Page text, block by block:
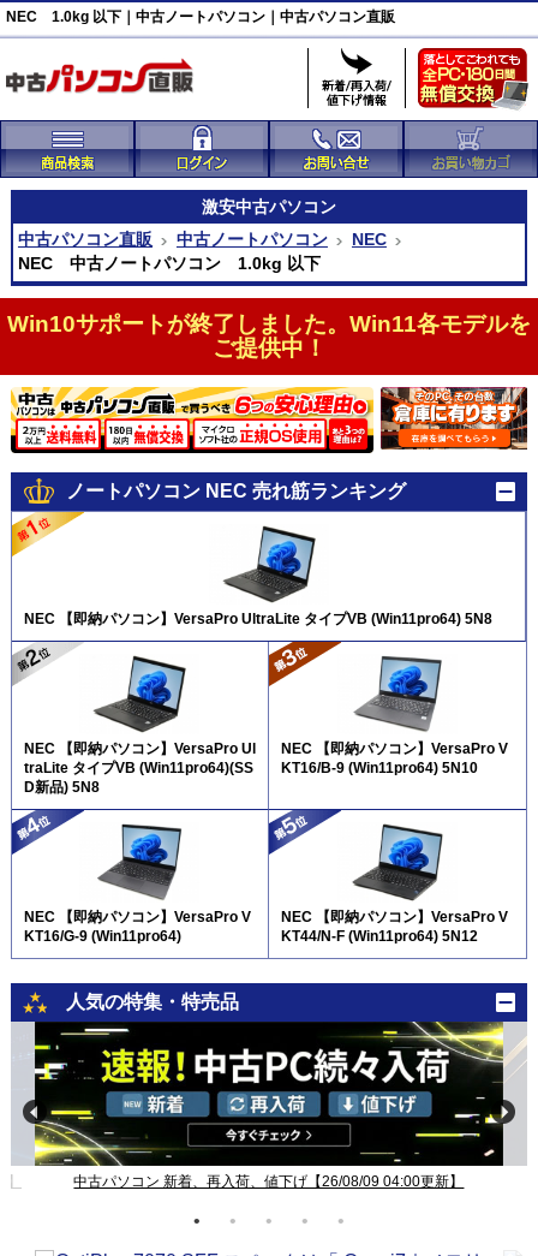
NEC 1.0kg 以下｜中古ノートパソコン｜中古パソコン直販
激安中古パソコン
中古パソコン直販
中古ノートパソコン
NEC
NEC 中古ノートパソコン 1.0kg 以下
Win10サポートが終了しました。Win11各モデルを
ご提供中！
ノートパソコン NEC 売れ筋ランキング
NEC 【即納パソコン】VersaPro UltraLite タイプVB (Win11pro64) 5N8
NEC 【即納パソコン】VersaPro Ul
traLite タイプVB (Win11pro64)(SS
D新品) 5N8
NEC 【即納パソコン】VersaPro V
KT16/B-9 (Win11pro64) 5N10
NEC 【即納パソコン】VersaPro V
KT16/G-9 (Win11pro64)
NEC 【即納パソコン】VersaPro V
KT44/N-F (Win11pro64) 5N12
人気の特集・特売品
中古パソコン 新着、再入荷、値下げ【26/08/09 04:00更新】